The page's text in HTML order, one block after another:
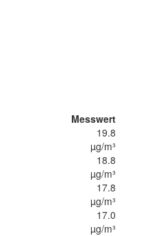
Messwert
19.8
µg/m³
18.8
µg/m³
17.8
µg/m³
17.0
µg/m³